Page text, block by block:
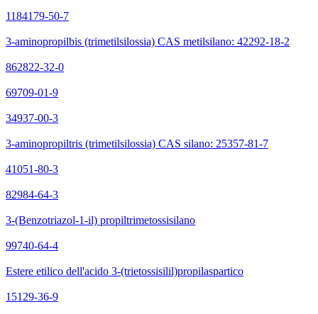
1184179-50-7
3-aminopropilbis (trimetilsilossia) CAS metilsilano: 42292-18-2
862822-32-0
69709-01-9
34937-00-3
3-aminopropiltris (trimetilsilossia) CAS silano: 25357-81-7
41051-80-3
82984-64-3
3-(Benzotriazol-1-il) propiltrimetossisilano
99740-64-4
Estere etilico dell'acido 3-(trietossisilil)propilaspartico
15129-36-9